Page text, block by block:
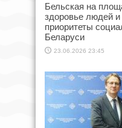
Бельская на
здоровье людей
приоритеты
Беларуси
23.06.2026 23:45